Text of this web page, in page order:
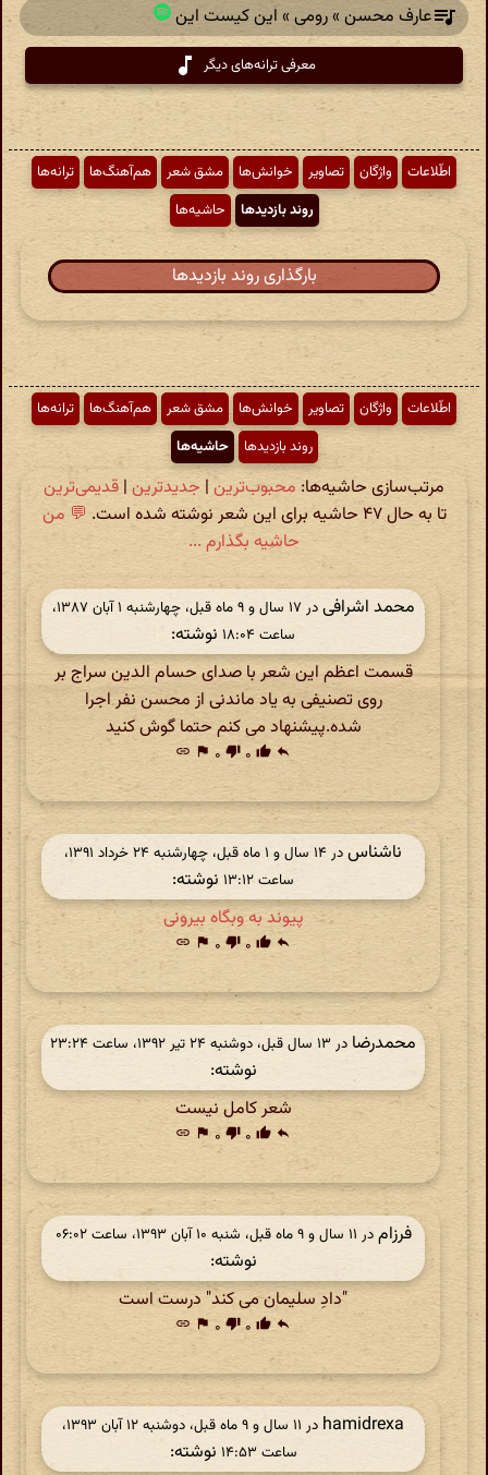
عارف محسن » رومی » این کیست این
معرفی ترانه‌های دیگر
اطّلاعات واژگان تصاویر خوانش‌ها مشق شعر هم‌آهنگ‌ها
ترانه‌ها
روند بازدیدها
حاشیه‌ها
بارگذاری روند بازدیدها
اطّلاعات واژگان تصاویر خوانش‌ها مشق شعر هم‌آهنگ‌ها
ترانه‌ها
روند بازدیدها
حاشیه‌ها
مرتب‌سازی حاشیه‌ها:محبوب‌ترین | جدیدترین | قدیمی‌ترین
تا به حال ۴۷ حاشیه برای این شعر نوشته شده است.
💬 من
حاشیه بگذارم ...
محمد اشرافی
در ‫۱۷ سال و ۹ ماه قبل، چهارشنبه ۱ آبان ۱۳۸۷،
ساعت ۱۸:۰۴
نوشته:
قسمت اعظم این شعر با صدای حسام الدین سراج بر
روی تصنیفی به یاد ماندنی از محسن نفر اجرا
شده.پیشنهاد می کنم حتما گوش کنید
reply
thumb_up ۰ thumb_down ۰ flag
link
ناشناس
در ‫۱۴ سال و ۱ ماه قبل، چهارشنبه ۲۴ خرداد ۱۳۹۱،
ساعت ۱۳:۱۲
نوشته:
پیوند به وبگاه بیرونی
reply
thumb_up ۰ thumb_down ۰ flag
link
محمدرضا در ‫۱۳ سال قبل، دوشنبه ۲۴ تیر ۱۳۹۲، ساعت ۲۳:۲۴
نوشته:
شعر کامل نیست
reply
thumb_up ۰ thumb_down ۰ flag
link
فرزامدر ‫۱۱ سال و ۹ ماه قبل، شنبه ۱۰ آبان ۱۳۹۳، ساعت ۰۶:۰۲
نوشته:
"دادِ سلیمان می کند" درست است
reply
thumb_up ۰ thumb_down ۰ flag
link
hamidrexa
در ‫۱۱ سال و ۹ ماه قبل، دوشنبه ۱۲ آبان ۱۳۹۳،
ساعت ۱۴:۵۳
نوشته: